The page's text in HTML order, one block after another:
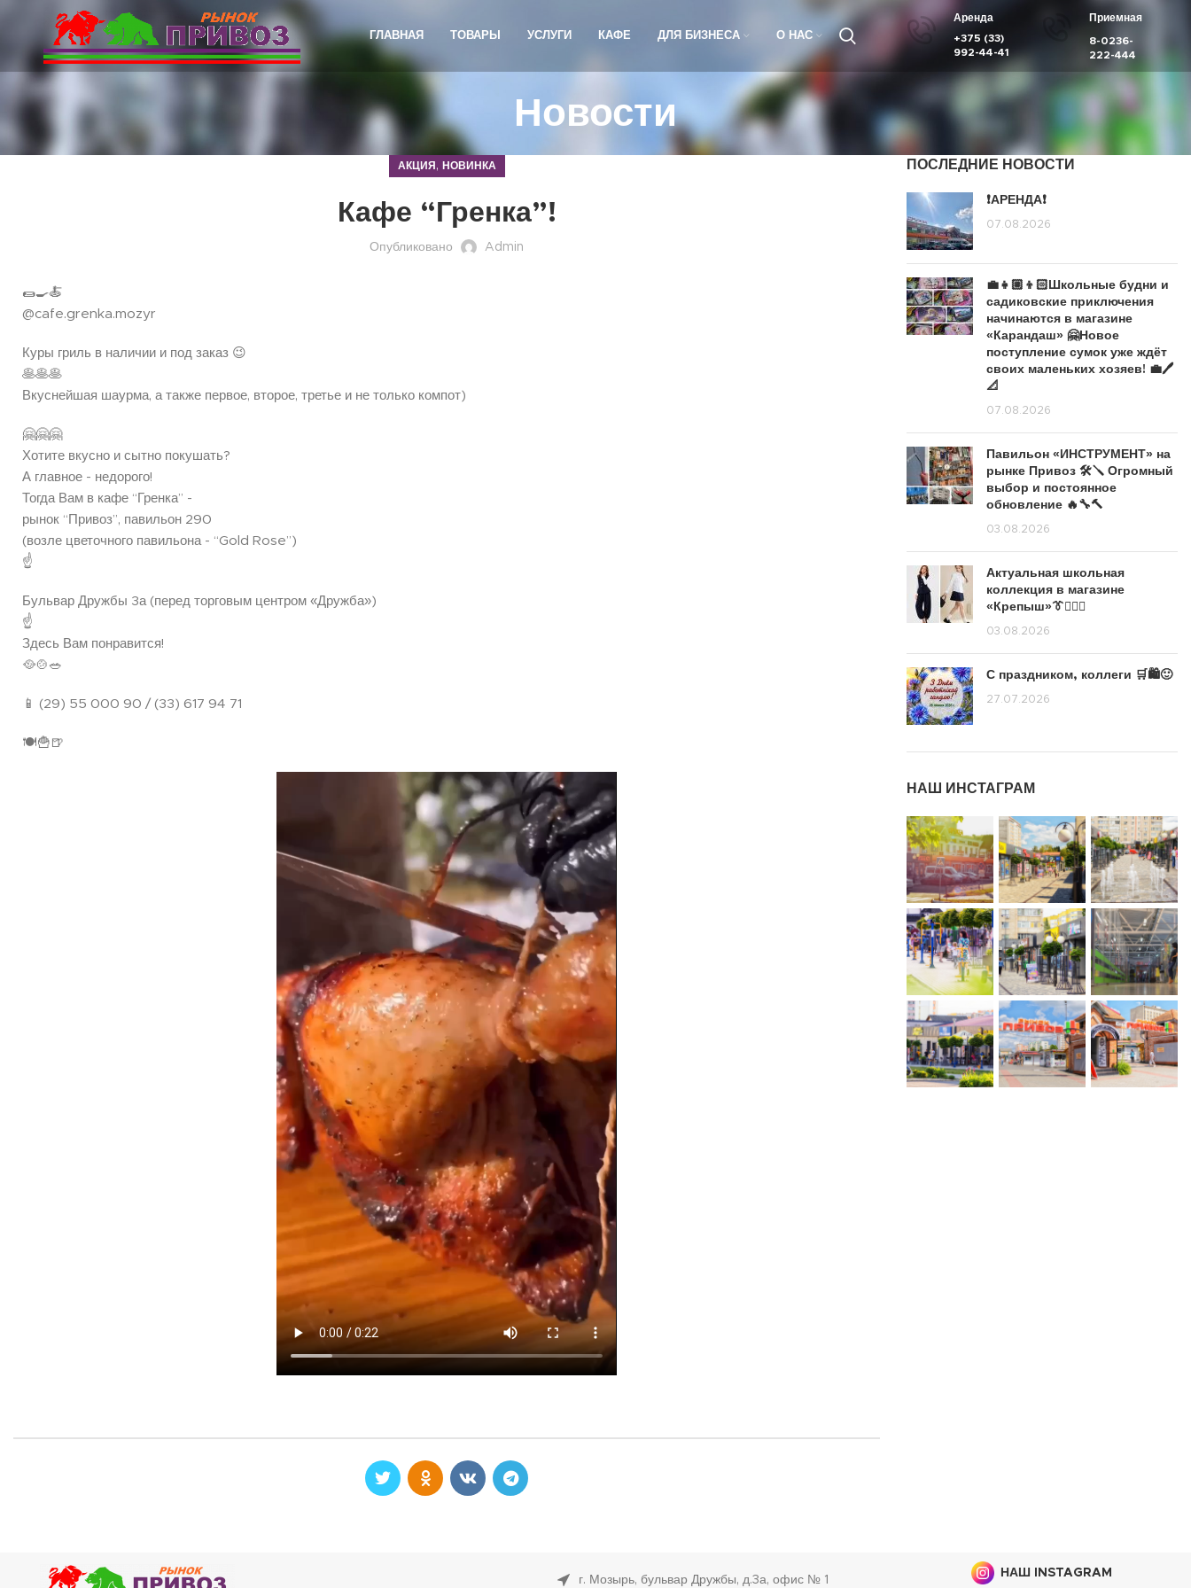
ГЛАВНАЯ ТОВАРЫ УСЛУГИ КАФЕ ДЛЯ БИЗНЕСА О НАС
Аренда
+375 (33)
992-44-41
Приемная
8-0236-
222-444
Новости
АКЦИЯ , НОВИНКА
Кафе “Гренка”!
Опубликовано Admin
🌯🍳🍝
@cafe.grenka.mozyr
Куры гриль в наличии и под заказ 😉
🥞🥞🥞
Вкуснейшая шаурма, а также первое, второе, третье и не только компот)
🤗🤗🤗
Хотите вкусно и сытно покушать?
А главное - недорого!
Тогда Вам в кафе “Гренка” -
рынок “Привоз”, павильон 290
(возле цветочного павильона - “Gold Rose”)
☝️
Бульвар Дружбы 3а (перед торговым центром «Дружба»)
☝️
Здесь Вам понравится!
🥘🍲🥗
📱 (29) 55 000 90 / (33) 617 94 71
🍽🍟🍺
ПОСЛЕДНИЕ НОВОСТИ
❗️АРЕНДА❗️
07.08.2026
💼👧🏼👦🏻Школьные будни и
садиковские приключения
начинаются в магазине
«Карандаш» 🤗Новое
поступление сумок уже ждёт
своих маленьких хозяев! 💼🖊️
📐
07.08.2026
Павильон «ИНСТРУМЕНТ» на
рынке Привоз 🛠️🪛 Огромный
выбор и постоянное
обновление 🔥🔧🔨
03.08.2026
Актуальная школьная
коллекция в магазине
«Крепыш»👔🙋🏽‍♀️
03.08.2026
С праздником, коллеги 🛒🛍️🙂
27.07.2026
НАШ ИНСТАГРАМ
г. Мозырь, бульвар Дружбы, д.3а, офис № 1
НАШ INSTAGRAM